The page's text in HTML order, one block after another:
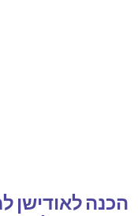
הכנה לאודישן